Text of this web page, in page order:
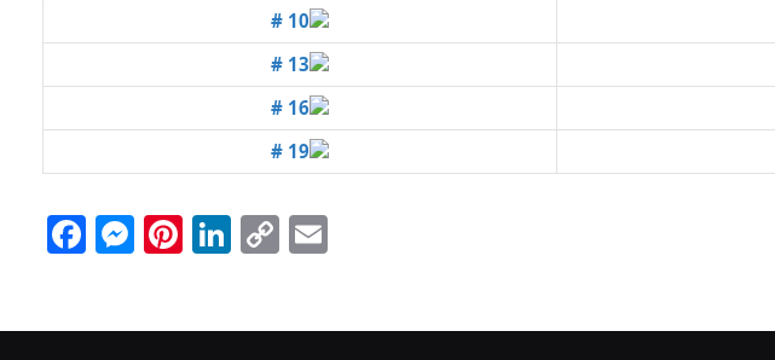
# 10
# 13
# 16
# 19
Facebook
Messenger
Pinterest
LinkedIn
Copy